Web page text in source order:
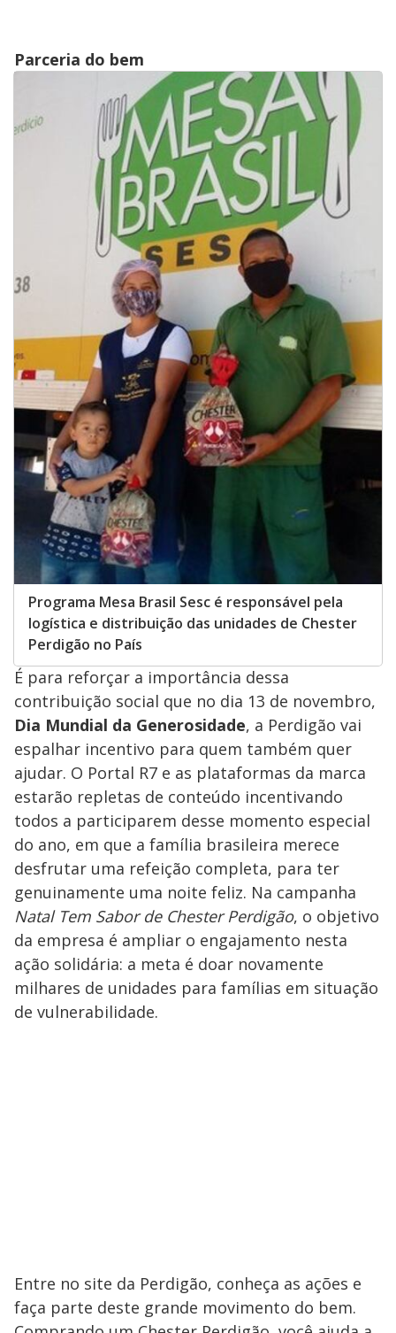
Parceria do bem
Programa Mesa Brasil Sesc é responsável pela
logística e distribuição das unidades de Chester
Perdigão no País
É para reforçar a importância dessa
contribuição social que no dia 13 de novembro,
Dia Mundial da Generosidade, a Perdigão vai
espalhar incentivo para quem também quer
ajudar. O Portal R7 e as plataformas da marca
estarão repletas de conteúdo incentivando
todos a participarem desse momento especial
do ano, em que a família brasileira merece
desfrutar uma refeição completa, para ter
genuinamente uma noite feliz. Na campanha
Natal Tem Sabor de Chester Perdigão, o objetivo
da empresa é ampliar o engajamento nesta
ação solidária: a meta é doar novamente
milhares de unidades para famílias em situação
de vulnerabilidade.
Entre no site da Perdigão, conheça as ações e
faça parte deste grande movimento do bem.